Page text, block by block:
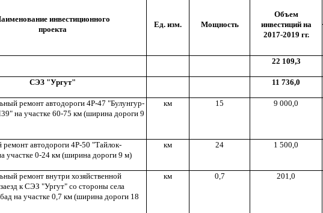
инвестиционного
проекта
Ед. изм. Мощность
Объем
инвестиций на
2017-2019 гг.
22 109,3
СЭЗ "Ургут" 11 736,0
ремонт автодороги 4Р-47 "Булунгур-
на участке 60-75 км (ширина дороги 9
км 15 9 000,0
ремонт автодороги 4Р-50 "Тайлок-
участке 0-24 км (ширина дороги 9 м)
км 24 1 500,0
ремонт внутри хозяйственной
к СЭЗ "Ургут" со стороны села
на участке 0,7 км (ширина дороги 18
км 0,7 201,0